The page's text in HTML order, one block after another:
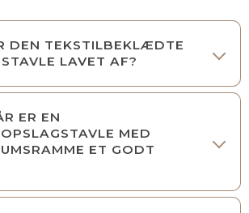
DEN TEKSTILBEKLÆDTE
LAVET AF?
ER EN
MED
ET GODT